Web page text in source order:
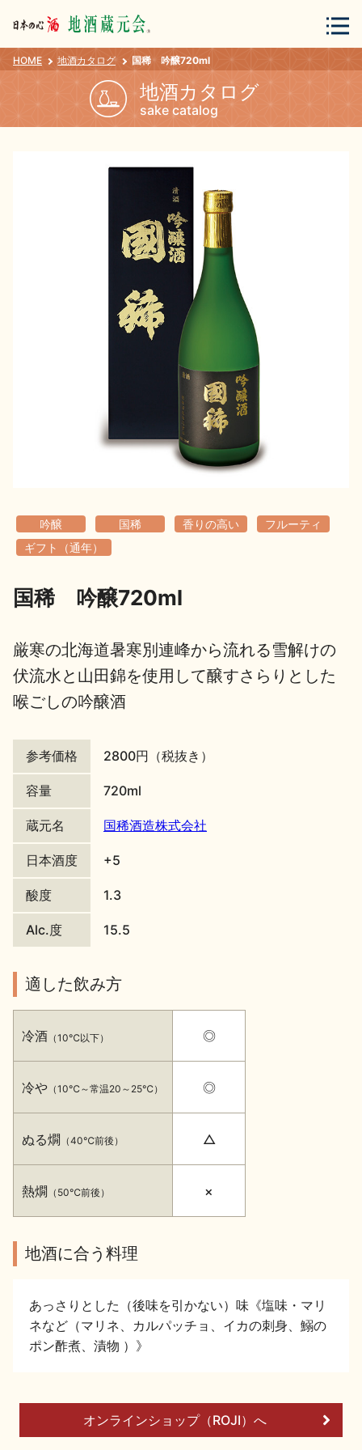
会員登録 ログイン
地酒カタログ
地酒解体新書
地酒川柳 地酒小説
イベント情報TOP 新商品・おすすめ商品
美味しい地酒の選び方
HOME 地酒カタログ 国稀 吟醸720ml
地酒カタログ
sake catalog
吟醸 国稀 香りの高い
フルーティ
ギフト（通年）
国稀 吟醸720ml
厳寒の北海道暑寒別連峰から流れる雪解けの
伏流水と山田錦を使用して醸すさらりとした
喉ごしの吟醸酒
参考価格 2800円（税抜き）
容量 720ml
蔵元名 国稀酒造株式会社
日本酒度 +5
酸度 1.3
Alc.度 15.5
適した飲み方
冷酒 （10℃以下）
冷や （10℃～常温20～25℃）
ぬる燗 （40℃前後）
熱燗 （50℃前後）
◎
◎
△
×
地酒に合う料理
あっさりとした（後味を引かない）味《塩味・マリ
ネなど（マリネ、カルパッチョ、イカの刺身、鰯の
ポン酢煮、漬物 ）》
オンラインショップ（ROJI）へ